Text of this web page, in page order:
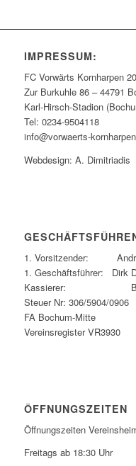
IMPRESSUM:
FC Vorwärts Kornharpen
Zur Burkuhle 86 – 44791
Karl-Hirsch-Stadion
Tel: 0234-9504118
info@vorwaerts-
Webdesign: A. Dimitriadis
1. Vorsitzender:
1. Geschäftsführer: Dirk
Kassierer:
Steuer Nr: 306/5904/0906
FA Bochum-Mitte
Vereinsregister VR3930
ÖFFNUNGSZEITEN
Öffnungszeiten
Freitags ab 18:30 Uhr